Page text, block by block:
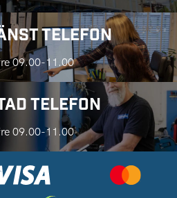
TELEFON
09.00-11.00
TELEFON
09.00-11.00